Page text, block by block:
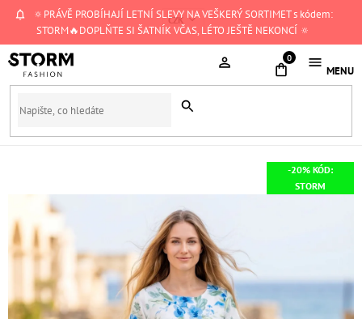
Přejít
🔅PRÁVĚ PROBÍHAJÍ LETNÍ SLEVY NA VEŠKERÝ SORTIMET s kódem:
STORM🔥DOPLŇTE SI ŠATNÍK VČAS, LÉTO JEŠTĚ NEKONCÍ 🔅
CZK
NÁKUPNÍ
-20% KÓD:
STORM